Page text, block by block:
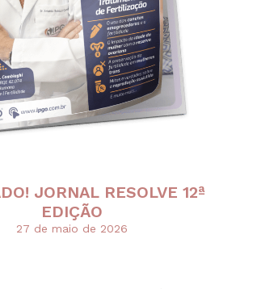
JORNAL RESOLVE 12ª
EDIÇÃO
27 de maio de 2026